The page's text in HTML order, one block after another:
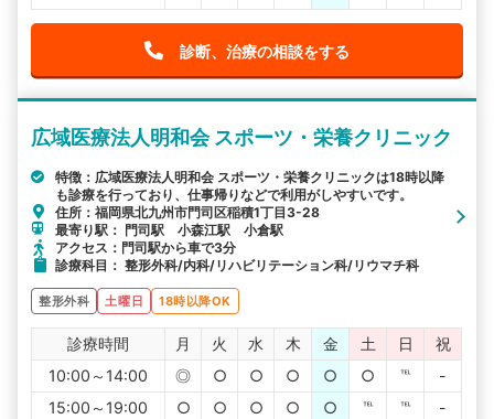
診断、治療の相談をする
広域医療法人明和会 スポーツ・栄養クリニック
特徴：広域医療法人明和会 スポーツ・栄養クリニックは18時以降
も診療を行っており、仕事帰りなどで利用がしやすいです。
住所：福岡県北九州市門司区稲積1丁目3-28
最寄り駅： 門司駅 小森江駅 小倉駅
アクセス：門司駅から車で3分
診療科目： 整形外科/内科/リハビリテーション科/リウマチ科
整形外科 土曜日 18時以降OK
診療時間 月 火 水 木 金 土 日
祝
10:00～14:00
◎ ○ ○ ○ ○ ○ ℡
-
15:00～19:00
○ ○ ○ ○ ○ ℡ ℡ -